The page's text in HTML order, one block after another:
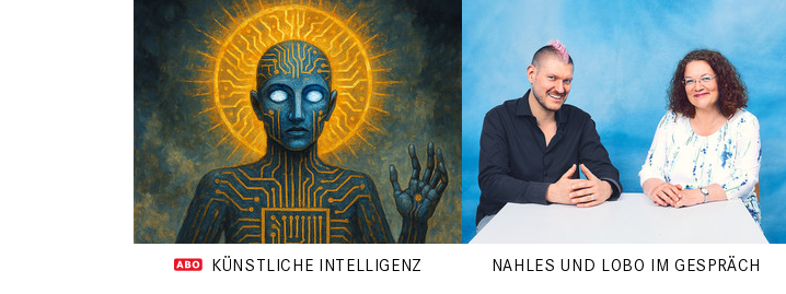
KÜNSTLICHE INTELLIGENZ NAHLES UND LOBO IM GESPRÄCH